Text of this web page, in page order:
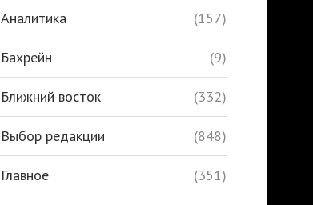
Аналитика (157)
Бахрейн (9)
Ближний восток (332)
Выбор редакции (848)
Главное (351)